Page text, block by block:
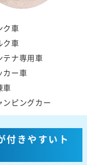
ク車
ク車
テナ専用車
カー車
車
ンピングカー
付きやすいト